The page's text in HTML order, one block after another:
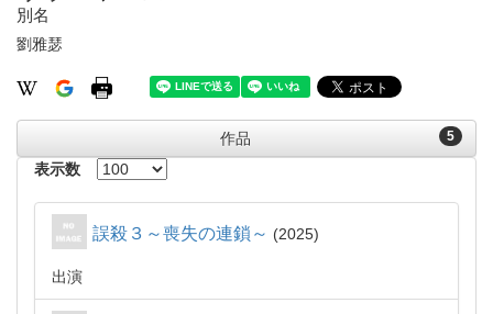
別名
劉雅瑟
5
作品
表示数
誤殺３～喪失の連鎖～ 2025
出演